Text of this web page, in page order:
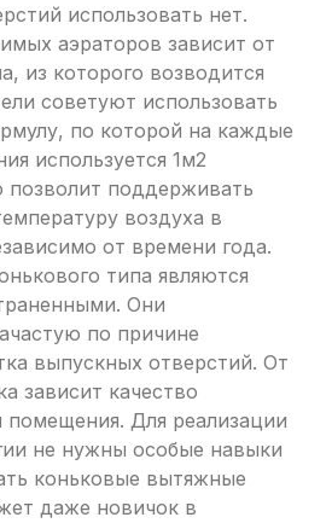
использовать нет.
аэраторов зависит от
из которого возводится
советуют использовать
по которой на каждые
используется 1м2
позволит поддерживать
воздуха в
от времени года.
типа являются
Они
по причине
выпускных отверстий. От
зависит качество
помещения. Для реализации
не нужны особые навыки
коньковые вытяжные
даже новичок в